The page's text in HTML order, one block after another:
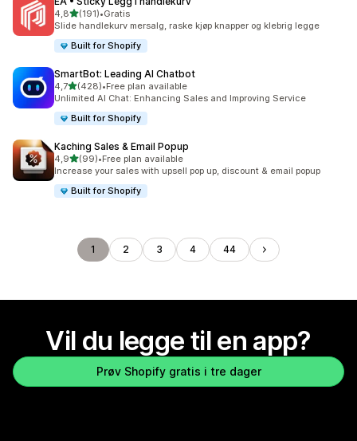
4,8av 5 stjerner
(191)
Totalt 191 omtaler
•Gratis
Slide handlekurv mersalg, raske kjøp knapper og klebrig legge
Built for Shopify
SmartBot: Leading AI Chatbot
4,7av 5 stjerner
(428)
Totalt 428 omtaler
•Free plan available
Unlimited AI Chat: Enhancing Sales and Improving Service
Built for Shopify
Kaching Sales & Email Popup
4,9av 5 stjerner
(99)
Totalt 99 omtaler
•Free plan available
Increase your sales with upsell pop up, discount & email popup
Built for Shopify
1 2 3 4 44
Vil du legge til en app?
Prøv Shopify gratis i tre dager